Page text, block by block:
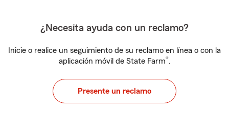
¿Necesita ayuda con un reclamo?
Inicie o realice un seguimiento de su reclamo en línea o con la
aplicación móvil de State Farm®.
Presente un reclamo